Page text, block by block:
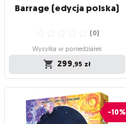
Barrage (edycja polska)
(0)
Wysyłka w poniedziałek
299,95 zł
Gry planszowe i towarzyskie /
Strategiczne gry planszowe
Barrage (edycja polska)
-10%